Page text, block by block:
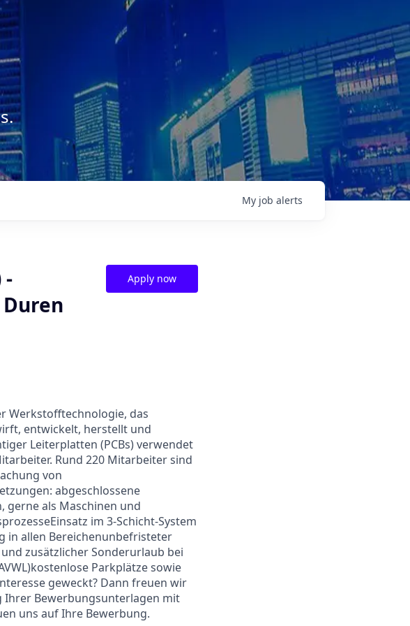
My job alerts
-
Apply now
Werkstofftechnologie, das
entwickelt, herstellt und
Leiterplatten (PCBs) verwendet
Rund 220 Mitarbeiter sind
von
abgeschlossene
als Maschinen und
im 3-Schicht-System
in allen Bereichenunbefristeter
zusätzlicher Sonderurlaub bei
Parkplätze sowie
geweckt? Dann freuen wir
Ihrer Bewerbungsunterlagen mit
uns auf Ihre Bewerbung.